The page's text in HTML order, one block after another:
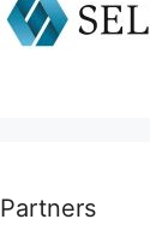
Partners